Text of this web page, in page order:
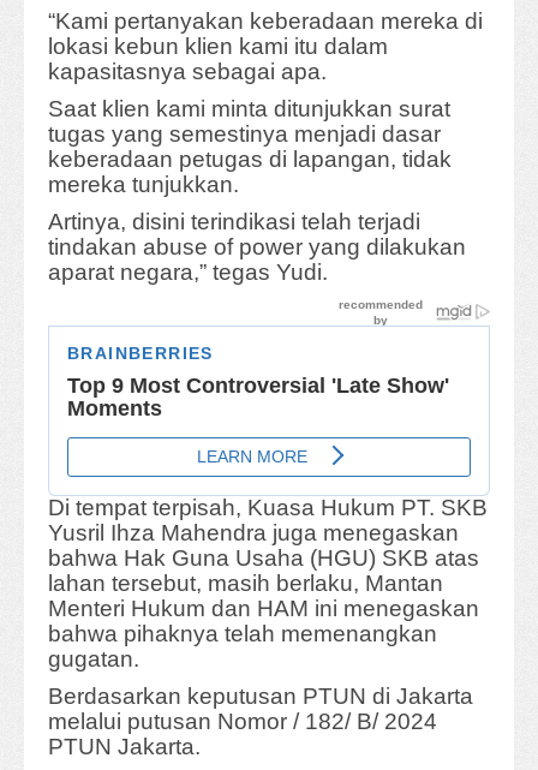
“Kami pertanyakan keberadaan mereka di
lokasi kebun klien kami itu dalam
kapasitasnya sebagai apa.
Saat klien kami minta ditunjukkan surat
tugas yang semestinya menjadi dasar
keberadaan petugas di lapangan, tidak
mereka tunjukkan.
Artinya, disini terindikasi telah terjadi
tindakan abuse of power yang dilakukan
aparat negara,” tegas Yudi.
Di tempat terpisah, Kuasa Hukum PT. SKB
Yusril Ihza Mahendra juga menegaskan
bahwa Hak Guna Usaha (HGU) SKB atas
lahan tersebut, masih berlaku, Mantan
Menteri Hukum dan HAM ini menegaskan
bahwa pihaknya telah memenangkan
gugatan.
Berdasarkan keputusan PTUN di Jakarta
melalui putusan Nomor / 182/ B/ 2024
PTUN Jakarta.